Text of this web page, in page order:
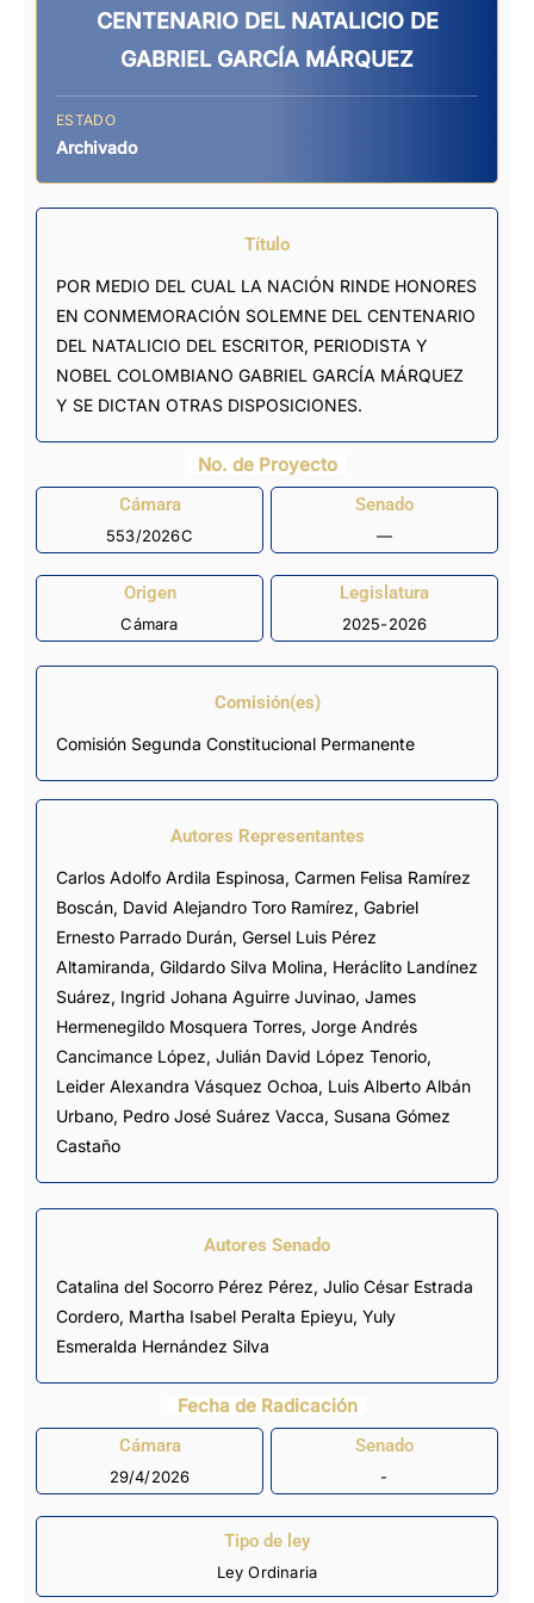
CENTENARIO DEL NATALICIO DE
GABRIEL GARCÍA MÁRQUEZ
ESTADO
Archivado
Título
POR MEDIO DEL CUAL LA NACIÓN RINDE HONORES
EN CONMEMORACIÓN SOLEMNE DEL CENTENARIO
DEL NATALICIO DEL ESCRITOR, PERIODISTA Y
NOBEL COLOMBIANO GABRIEL GARCÍA MÁRQUEZ
Y SE DICTAN OTRAS DISPOSICIONES.
No. de Proyecto
Cámara
553/2026C
Senado
—
Origen
Cámara
Legislatura
2025-2026
Comisión(es)
Comisión Segunda Constitucional Permanente
Autores Representantes
Carlos Adolfo Ardila Espinosa, Carmen Felisa Ramírez
Boscán, David Alejandro Toro Ramírez, Gabriel
Ernesto Parrado Durán, Gersel Luis Pérez
Altamiranda, Gildardo Silva Molina, Heráclito Landínez
Suárez, Ingrid Johana Aguirre Juvinao, James
Hermenegildo Mosquera Torres, Jorge Andrés
Cancimance López, Julián David López Tenorio,
Leider Alexandra Vásquez Ochoa, Luis Alberto Albán
Urbano, Pedro José Suárez Vacca, Susana Gómez
Castaño
Autores Senado
Catalina del Socorro Pérez Pérez, Julio César Estrada
Cordero, Martha Isabel Peralta Epieyu, Yuly
Esmeralda Hernández Silva
Fecha de Radicación
Cámara
29/4/2026
Senado
-
Tipo de ley
Ley Ordinaria